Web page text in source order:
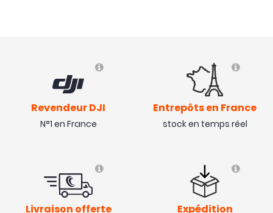
Revendeur DJI
N°1 en France
Entrepôts en France
stock en temps réel